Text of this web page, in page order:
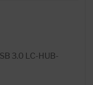
3.0 LC-HUB-